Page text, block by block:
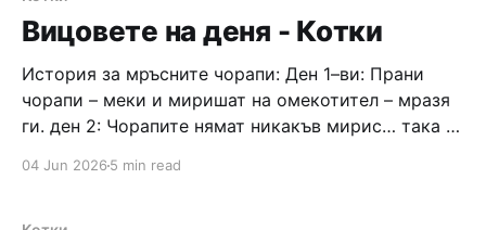
свикнала, но
Вицовете на деня - Котки
История за мръсните чорапи: Ден 1–ви: Прани
чорапи – меки и миришат на омекотител – мразя
ги. ден 2: Чорапите нямат никакъв мирис… така е
04 Jun 2026 5 min read